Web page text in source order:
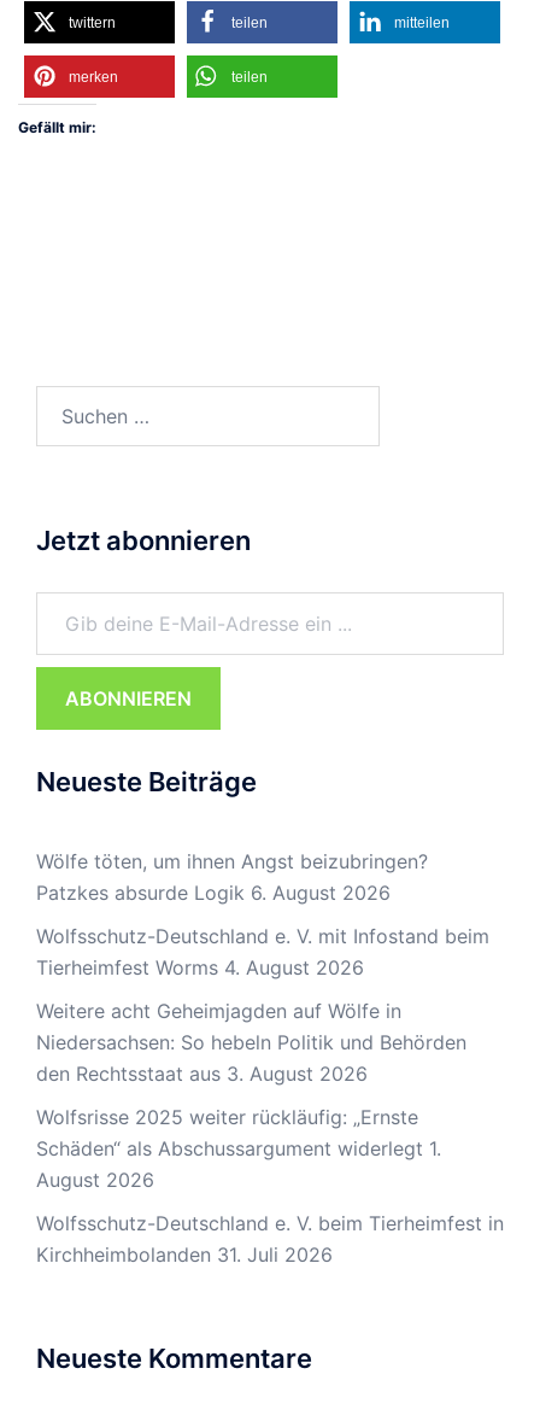
twittern teilen mitteilen
merken teilen
Gefällt mir:
nach:
Jetzt abonnieren
Gib deine E-Mail-Adresse ein ...
ABONNIEREN
Neueste Beiträge
Wölfe töten, um ihnen Angst beizubringen?
Patzkes absurde Logik 6. August 2026
Wolfsschutz-Deutschland e. V. mit Infostand beim
Tierheimfest Worms 4. August 2026
Weitere acht Geheimjagden auf Wölfe in
Niedersachsen: So hebeln Politik und Behörden
den Rechtsstaat aus 3. August 2026
Wolfsrisse 2025 weiter rückläufig: „Ernste
Schäden“ als Abschussargument widerlegt 1.
August 2026
Wolfsschutz-Deutschland e. V. beim Tierheimfest in
Kirchheimbolanden 31. Juli 2026
Neueste Kommentare